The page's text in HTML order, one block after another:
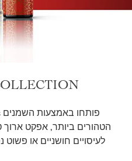
הטהורים ביותר, אפקט ארוך
לעיסויים חושניים או